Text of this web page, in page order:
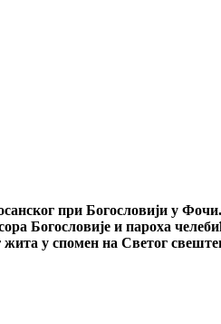
при Богословији у
Богословије и пароха
жита у спомен на Светог